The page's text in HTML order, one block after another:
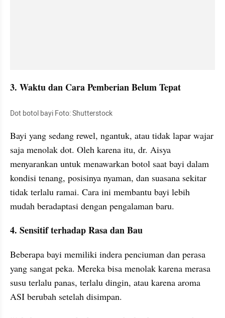
3. Waktu dan Cara Pemberian Belum Tepat
Dot botol bayi Foto: Shutterstock
Bayi yang sedang rewel, ngantuk, atau tidak lapar wajar
saja menolak dot. Oleh karena itu, dr. Aisya
menyarankan untuk menawarkan botol saat bayi dalam
kondisi tenang, posisinya nyaman, dan suasana sekitar
tidak terlalu ramai. Cara ini membantu bayi lebih
mudah beradaptasi dengan pengalaman baru.
4. Sensitif terhadap Rasa dan Bau
Beberapa bayi memiliki indera penciuman dan perasa
yang sangat peka. Mereka bisa menolak karena merasa
susu terlalu panas, terlalu dingin, atau karena aroma
ASI berubah setelah disimpan.